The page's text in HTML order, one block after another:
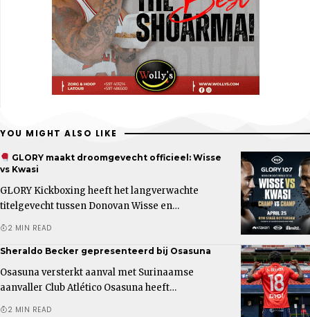
YOU MIGHT ALSO LIKE
GLORY maakt droomgevecht officieel: Wisse
vs Kwasi
GLORY Kickboxing heeft het langverwachte
titelgevecht tussen Donovan Wisse en…
2 MIN READ
Sheraldo Becker gepresenteerd bij Osasuna
Osasuna versterkt aanval met Surinaamse
aanvaller Club Atlético Osasuna heeft…
2 MIN READ